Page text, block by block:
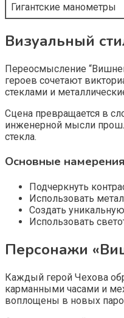
Гигантские манометры
Визуальный
Переосмысление
героев сочетают
стеклами и
Сцена превращается в
инженерной мысли
стекла.
Основные
Подчеркнуть
Использовать
Создать
Использовать
Персонажи
Каждый герой Чехова
карманными часами и
воплощены в новых